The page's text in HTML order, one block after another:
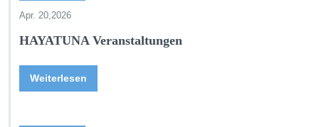
Apr. 20,2026
HAYATUNA Veranstaltungen
Weiterlesen